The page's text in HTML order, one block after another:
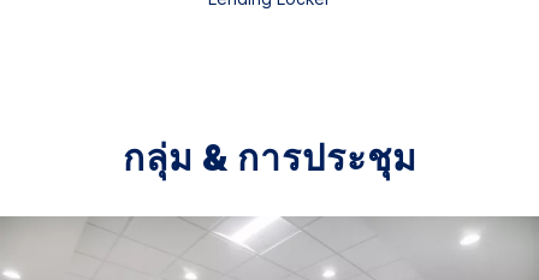
กลุ่ม & การประชุม